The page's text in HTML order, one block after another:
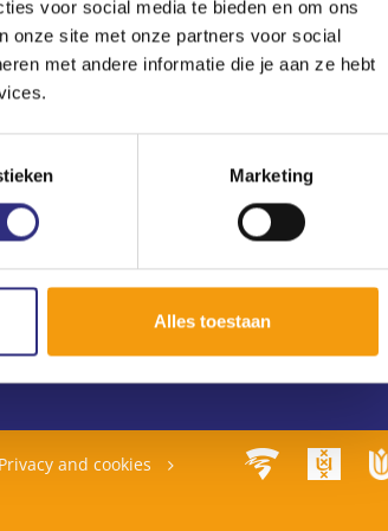
voor social media te bieden en om ons
onze site met onze partners voor social
met andere informatie die je aan ze hebt
Marketing
Alles toestaan
Withdraw membership
Withdrawal form
Privacy and cookies